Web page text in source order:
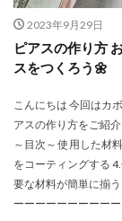
シェイカー用
シック
チューリッ
セーラーマ
ソフトカス
ダークオレ
チャーム
2023年9月29日
ピアスの作り方
スをつくろう🌼
こんにちは 今回はカ
アスの作り方をご紹
～目次～ 使用した材
をコーティングする
要な材料が簡単に揃
ーーーーーーーーー